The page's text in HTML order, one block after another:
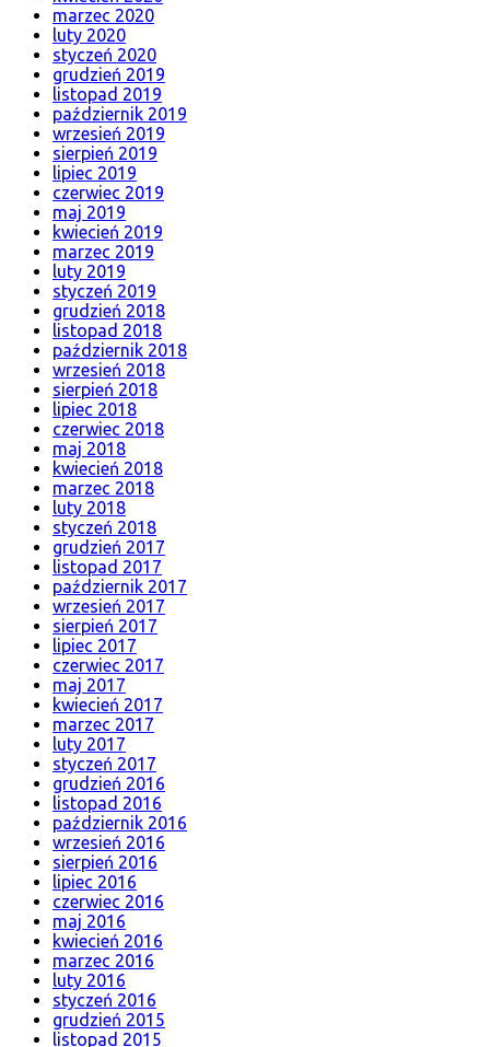
marzec 2020
luty 2020
styczeń 2020
grudzień 2019
listopad 2019
październik 2019
wrzesień 2019
sierpień 2019
lipiec 2019
czerwiec 2019
maj 2019
kwiecień 2019
marzec 2019
luty 2019
styczeń 2019
grudzień 2018
listopad 2018
październik 2018
wrzesień 2018
sierpień 2018
lipiec 2018
czerwiec 2018
maj 2018
kwiecień 2018
marzec 2018
luty 2018
styczeń 2018
grudzień 2017
listopad 2017
październik 2017
wrzesień 2017
sierpień 2017
lipiec 2017
czerwiec 2017
maj 2017
kwiecień 2017
marzec 2017
luty 2017
styczeń 2017
grudzień 2016
listopad 2016
październik 2016
wrzesień 2016
sierpień 2016
lipiec 2016
czerwiec 2016
maj 2016
kwiecień 2016
marzec 2016
luty 2016
styczeń 2016
grudzień 2015
listopad 2015